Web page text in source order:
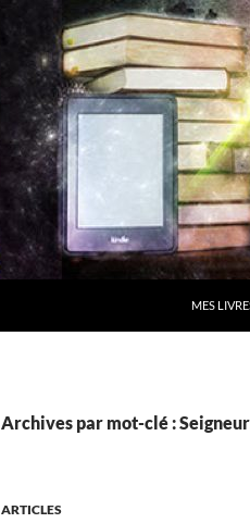
MES
Archives par mot-clé :
ARTICLES